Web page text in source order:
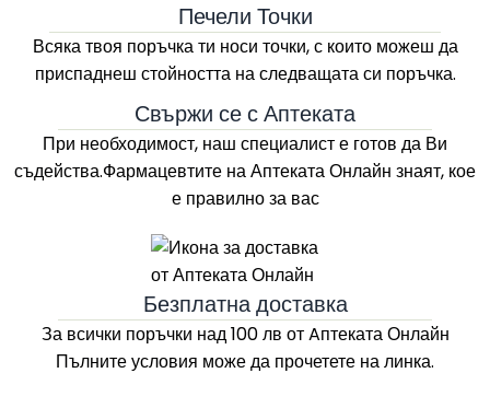
Печели Точки
Всяка твоя поръчка ти носи точки, с които можеш да
приспаднеш стойността на следващата си поръчка.
Свържи се с Аптеката
При необходимост, наш специалист е готов да Ви
съдейства.Фармацевтите наАптеката Онлайн знаят, кое
е правилно за вас
Безплатна доставка
За всички поръчки над 100 лв от Aптеката Онлайн
Пълните условия може да прочетете на линка.